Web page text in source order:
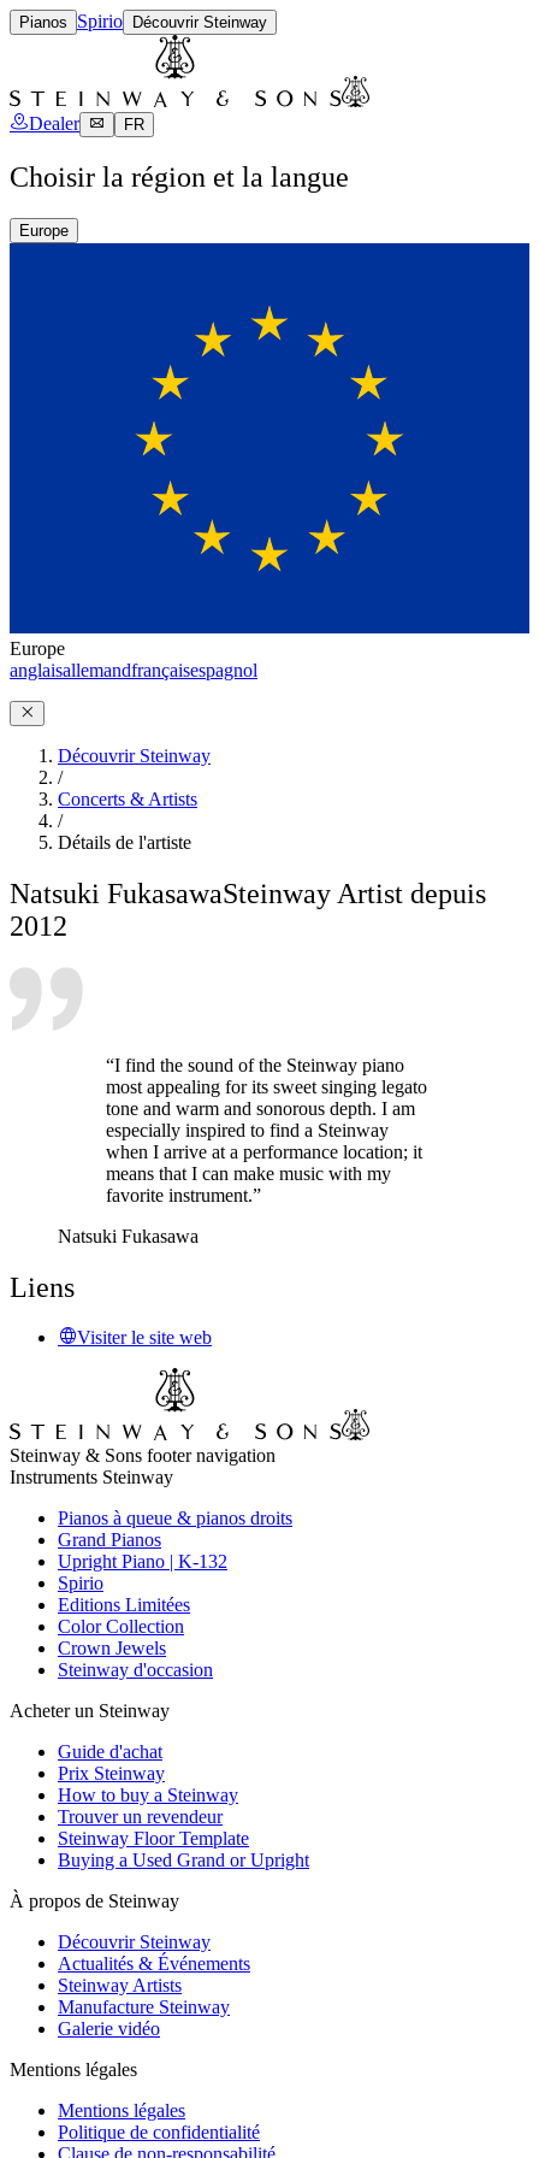
Pianos Spirio Découvrir Steinway
Dealer FR
Choisir la région et la langue
Europe
Europe
anglaisallemandfrançaisespagnol
Découvrir Steinway
/
Concerts & Artists
/
Détails de l'artiste
Natsuki FukasawaSteinway Artist depuis
2012
“I find the sound of the Steinway piano
most appealing for its sweet singing legato
tone and warm and sonorous depth. I am
especially inspired to find a Steinway
when I arrive at a performance location; it
means that I can make music with my
favorite instrument.”
Natsuki Fukasawa
Liens
Visiter le site web
Steinway & Sons footer navigation
Instruments Steinway
Pianos à queue & pianos droits
Grand Pianos
Upright Piano | K-132
Spirio
Editions Limitées
Color Collection
Crown Jewels
Steinway d'occasion
Acheter un Steinway
Guide d'achat
Prix Steinway
How to buy a Steinway
Trouver un revendeur
Steinway Floor Template
Buying a Used Grand or Upright
À propos de Steinway
Découvrir Steinway
Actualités & Événements
Steinway Artists
Manufacture Steinway
Galerie vidéo
Mentions légales
Mentions légales
Politique de confidentialité